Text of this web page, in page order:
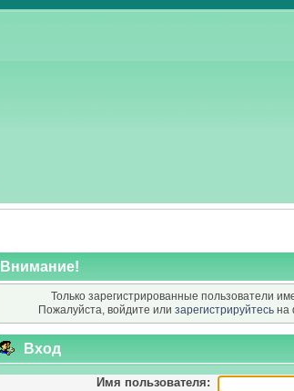
Внимание!
Только зарегистрированные пользователи
Пожалуйста, войдите или зарегистрируйтесьна
Вход
Имя пользователя: